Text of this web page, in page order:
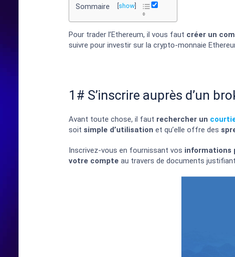
Sommaire show
Pour trader l’Ethereum, il vous faut créer un
suivre pour investir sur la crypto-monnaie
1# S’inscrire auprès d’un
Avant toute chose, il faut rechercher un
soit simple d’utilisation et qu’elle offre des
Inscrivez-vous en fournissant vos informations
votre compte au travers de documents